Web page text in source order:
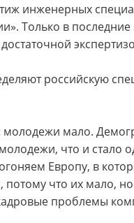
инженерных
Только в
российскую
мало.
что и
Европу, в
что их мало,
проблемы